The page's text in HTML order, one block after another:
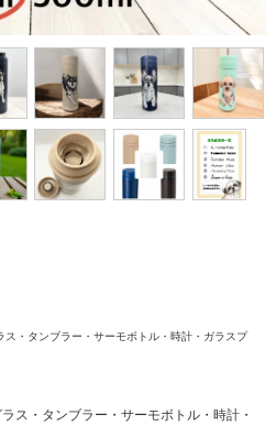
・タンブラー・サーモボトル・時計・ガラスプ
ス・タンブラー・サーモボトル・時計・